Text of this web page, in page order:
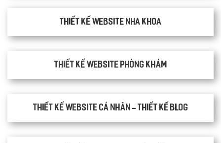
Thiết kế website nha khoa
thiết kế website phòng khám
Thiết kế website cá nhân - Thiết kế blog